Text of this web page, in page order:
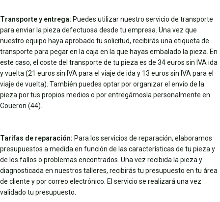
Transporte y entrega: Puedes utilizar nuestro servicio de transporte
para enviar la pieza defectuosa desde tu empresa. Una vez que
nuestro equipo haya aprobado tu solicitud, recibirás una etiqueta de
transporte para pegar en la caja en la que hayas embalado la pieza. En
este caso, el coste del transporte de tu pieza es de 34 euros sin IVA ida
y vuelta (21 euros sin IVA para el viaje de ida y 13 euros sin IVA para el
viaje de vuelta). También puedes optar por organizar el envío de la
pieza por tus propios medios o por entregárnosla personalmente en
Couëron (44).
Tarifas de reparación: Para los servicios de reparación, elaboramos
presupuestos a medida en función de las características de tu pieza y
de los fallos o problemas encontrados. Una vez recibida la pieza y
diagnosticada en nuestros talleres, recibirás tu presupuesto en tu área
de cliente y por correo electrónico. El servicio se realizará una vez
validado tu presupuesto.